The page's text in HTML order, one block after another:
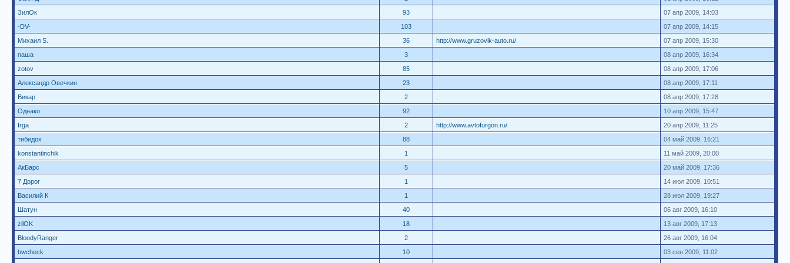
ЗилОк
93
07 апр 2009, 14:03
-DV-
103
07 апр 2009, 14:15
Михаил S.
36 http://www.gruzovik-auto.ru/.
07 апр 2009, 15:30
паша
3
08 апр 2009, 16:34
zotov
85
08 апр 2009, 17:06
Александр Овечкин
23
08 апр 2009, 17:11
Викар
2
08 апр 2009, 17:28
Однако
92
10 апр 2009, 15:47
Irga
2 http://www.avtofurgon.ru/
20 апр 2009, 11:25
тибидох
88
04 май 2009, 16:21
konstantinchik
1
11 май 2009, 20:00
АкБарс
5
20 май 2009, 17:36
7 Дорог
1
14 июл 2009, 10:51
Василий К
1
28 июл 2009, 19:27
Шатун
40
06 авг 2009, 16:10
zilOK
18
13 авг 2009, 17:13
BloodyRanger
2
26 авг 2009, 16:04
bwcheck
10
03 сен 2009, 11:02